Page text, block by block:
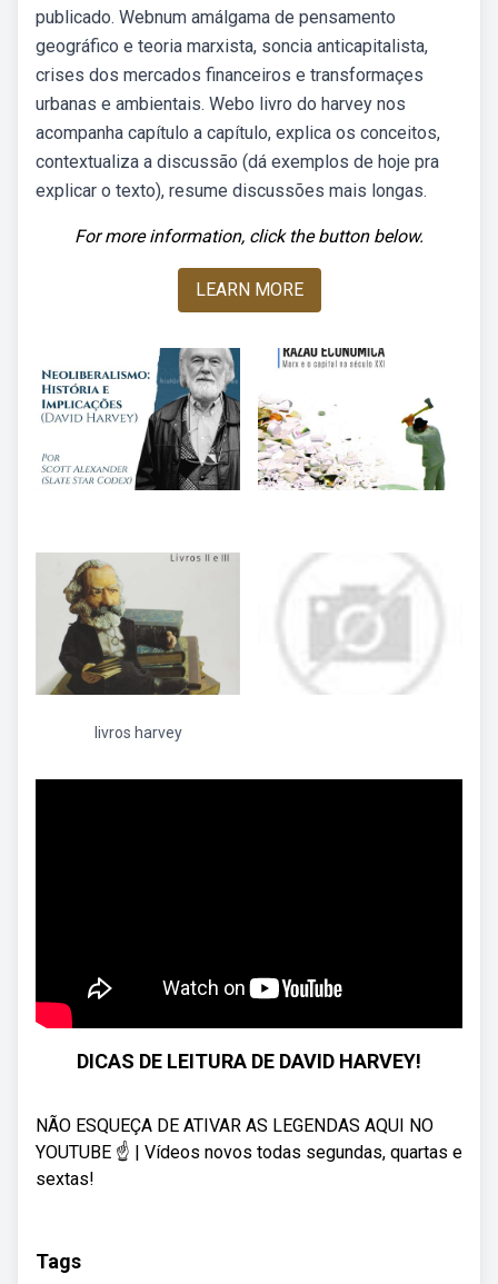
publicado. Webnum amálgama de pensamento
geográfico e teoria marxista, soncia anticapitalista,
crises dos mercados financeiros e transformaçes
urbanas e ambientais. Webo livro do harvey nos
acompanha capítulo a capítulo, explica os conceitos,
contextualiza a discussão (dá exemplos de hoje pra
explicar o texto), resume discussões mais longas.
For more information, click the button below.
LEARN MORE
livros harvey
DICAS DE LEITURA DE DAVID HARVEY!
NÃO ESQUEÇA DE ATIVAR AS LEGENDAS AQUI NO
YOUTUBE ☝ | Vídeos novos todas segundas, quartas e
sextas!
Tags